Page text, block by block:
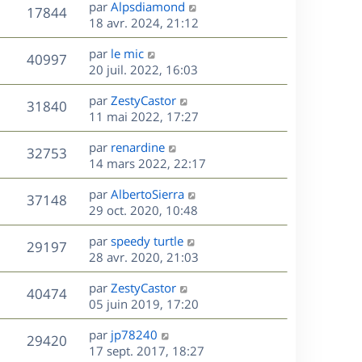
s
n
i
e
r
m
e
s
s
a
g
e
17844V
u
s
D
e
r
n
i
e
r
m
e
s
s
a
g
e
par Alpsdiamond
18 avr. 2024, 21:12
40997V
u
s
D
e
r
n
i
e
r
m
e
s
s
a
g
e
par le mic
20 juil. 2022, 16:03
31840V
u
e
s
D
e
r
n
i
e
r
m
e
s
s
a
g
e
par ZestyCastor
11 mai 2022, 17:27
32753V
u
e
s
D
e
r
n
i
e
r
m
e
s
s
a
g
e
par renardine
14 mars 2022, 22:17
37148V
u
D
e
r
n
i
e
r
m
e
s
s
par AlbertoSierra
29 oct. 2020, 10:48
29197V
u
s
D
e
r
n
i
e
r
m
par speedy turtle
28 avr. 2020, 21:03
40474V
u
D
e
r
n
i
par ZestyCastor
05 juin 2019, 17:20
29420V
D
e
par jp78240
17 sept. 2017, 18:27